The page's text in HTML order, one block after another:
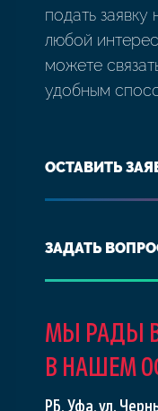
подать заявку
любой
можете
удобным
ОСТАВИТЬ
ЗАДАТЬ
МЫ РАДЫ
В НАШЕМ
РБ, Уфа, ул.